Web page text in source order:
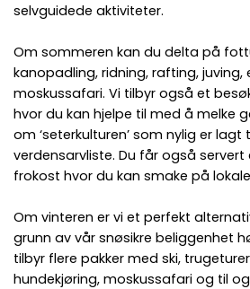
selvguidede aktiviteter.
Om sommeren kan du delta på
kanopadling, ridning, rafting, juving,
moskussafari. Vi tilbyr også et
hvor du kan hjelpe til med å melke
om ‘seterkulturen’ som nylig er lagt til
verdensarvliste. Du får også servert
frokost hvor du kan smake på
Om vinteren er vi et perfekt
grunn av vår snøsikre beliggenhet
tilbyr flere pakker med ski,
hundekjøring, moskussafari og til